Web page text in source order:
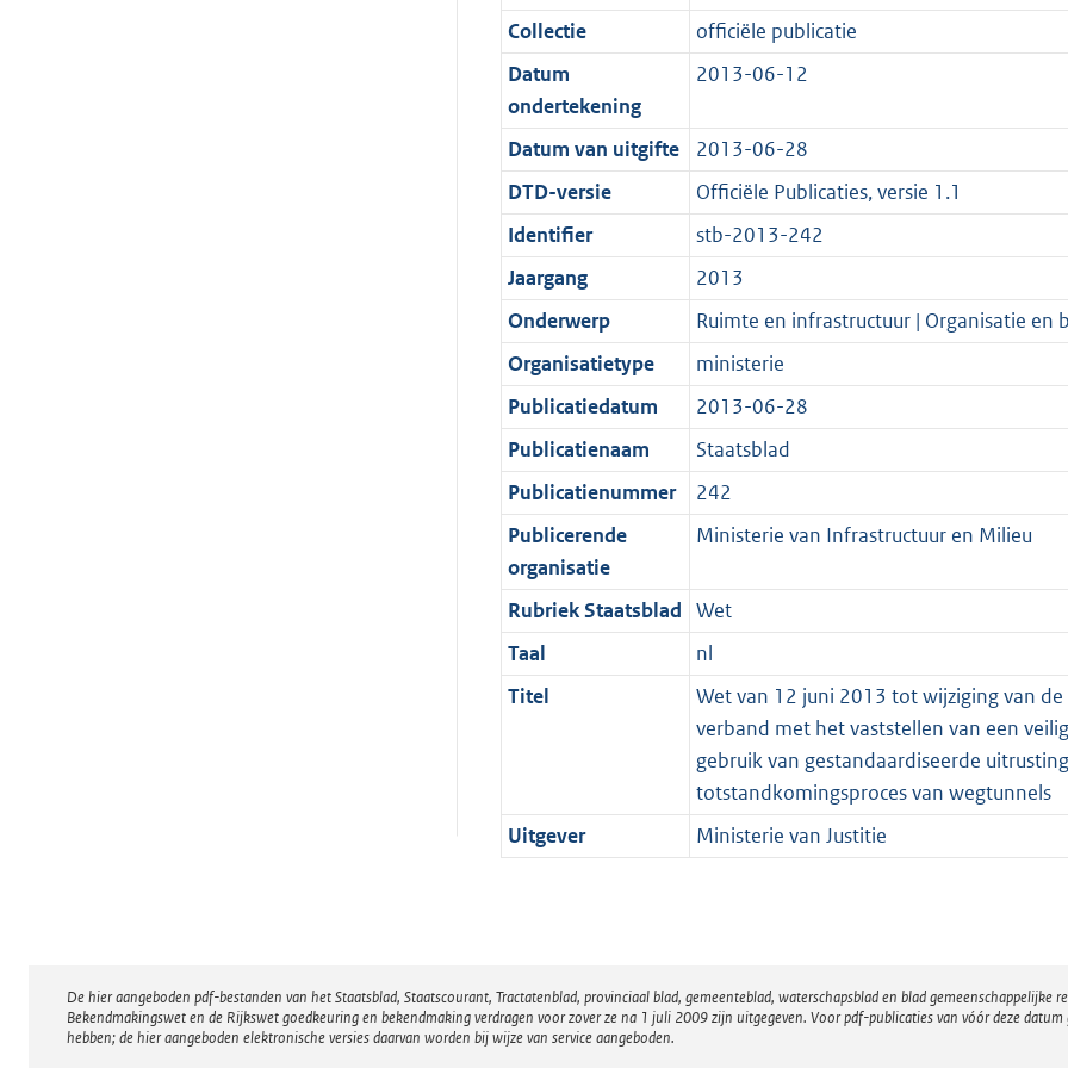
i
e
i
n
f
o
r
m
a
a
t
5
8
b
t
i
e
i
n
f
o
r
m
a
a
t
:
2
K
b
a
t
i
e
i
n
f
o
r
m
a
a
t
e
:
2
K
b
c
a
t
i
e
i
n
f
o
r
m
a
a
t
t
e
8
K
b
s
g
o
o
t
t
e
2
K
b
d
s
r
o
o
t
t
K
b
Collectie
officiële publicatie
Datum
ondertekening
2013-06-12
Datum van uitgifte
2013-06-28
DTD-versie
Officiële Publicaties, versie 1.1
Identifier
stb-2013-242
Jaargang
2013
Onderwerp
Ruimte en infrastructuur | Organisatie en
Organisatietype
ministerie
Publicatiedatum
2013-06-28
Publicatienaam
Staatsblad
Publicatienummer
242
Publicerende
organisatie
Ministerie van Infrastructuur en Milieu
Rubriek Staatsblad Wet
Taal
nl
Titel
Wet van 12 juni 2013 tot wijziging van
verband met het vaststellen van een
gebruik van gestandaardiseerde
totstandkomingsproces van wegtunnels
Uitgever
Ministerie van Justitie
Disclaimer
De hier aangeboden pdf-bestanden van het Staatsblad, Staatscourant, Tractatenblad, provinciaal blad, gemeenteblad, waterschapsblad en blad
Bekendmakingswet en de Rijkswet goedkeuring en bekendmaking verdragen voor zover ze na 1 juli 2009 zijn uitgegeven. Voor pdf-publicaties van vóór deze
hebben; de hier aangeboden elektronische versies daarvan worden bij wijze van service aangeboden.